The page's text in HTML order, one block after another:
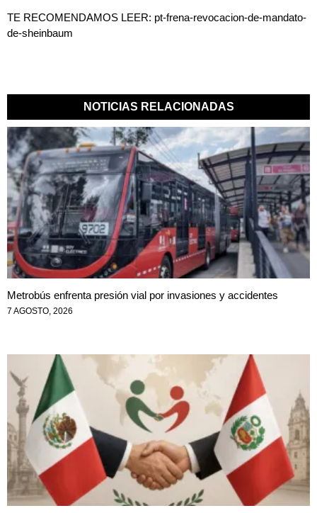
TE RECOMENDAMOS LEER: pt-frena-revocacion-de-mandato-
de-sheinbaum
NOTICIAS RELACIONADAS
Metrobús enfrenta presión vial por invasiones y accidentes
7 AGOSTO, 2026